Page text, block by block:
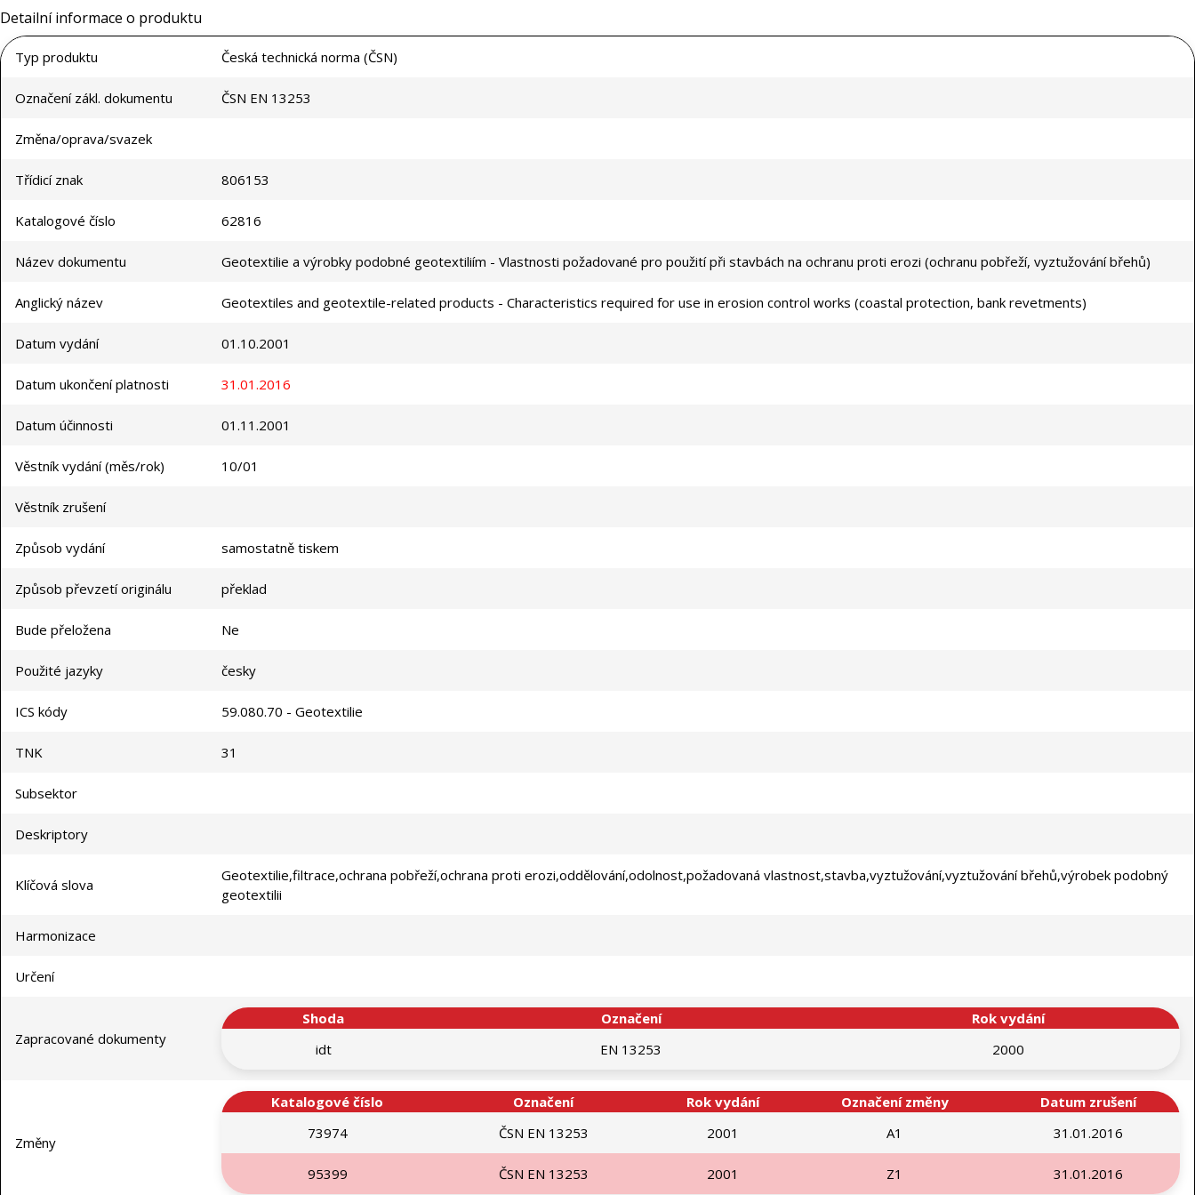
Detailní informace o produktu
Typ produktu Česká technická norma (ČSN)
Označení zákl. dokumentu ČSN EN 13253
Změna/oprava/svazek
Třídicí znak 806153
Katalogové číslo 62816
Název dokumentu Geotextilie a výrobky podobné geotextiliím - Vlastnosti požadované pro použití při stavbách na ochranu proti erozi (ochranu pobřeží, vyztužování břehů)
Anglický název Geotextiles and geotextile-related products - Characteristics required for use in erosion control works (coastal protection, bank revetments)
Datum vydání 01.10.2001
Datum ukončení platnosti 31.01.2016
Datum účinnosti 01.11.2001
Věstník vydání (měs/rok) 10/01
Věstník zrušení
Způsob vydání samostatně tiskem
Způsob převzetí originálu překlad
Bude přeložena Ne
Použité jazyky česky
ICS kódy 59.080.70 - Geotextilie
TNK 31
Subsektor
Deskriptory
Klíčová slova
Geotextilie,filtrace,ochrana pobřeží,ochrana proti erozi,oddělování,odolnost,požadovaná vlastnost,stavba,vyztužování,vyztužování břehů,výrobek podobný
geotextilii
Harmonizace
Určení
Zapracované dokumenty
Shoda Označení
Rok vydání
idt
EN 13253 2000
Změny
Katalogové číslo Označení Rok vydání Označení změny
Datum zrušení
73974
ČSN EN 13253 2001 A1 31.01.2016
95399 ČSN EN 13253 2001 Z1 31.01.2016